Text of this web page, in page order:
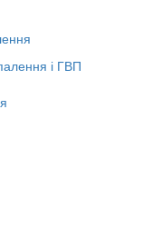
і ГВП